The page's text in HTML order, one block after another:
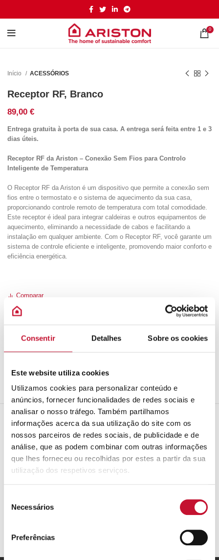
Consentir Detalhes Sobre os cookies
Este website utiliza cookies
Utilizamos cookies para personalizar conteúdo e
anúncios, fornecer funcionalidades de redes sociais e
analisar o nosso tráfego. Também partilhamos
informações acerca da sua utilização do site com os
nossos parceiros de redes sociais, de publicidade e de
análise, que as podem combinar com outras informações
que lhes forneceu ou recolhidas por estes a partir da sua
utilização dos respetivos serviços.
Necessários
Preferências
0
Início ACESSÓRIOS
Receptor RF, Branco
89,00 €
Entrega gratuita à porta de sua casa. A entrega será feita entre 1 e 3
dias úteis.
Receptor RF da Ariston – Conexão Sem Fios para Controlo
Inteligente de Temperatura
O Receptor RF da Ariston é um dispositivo que permite a conexão sem
fios entre o termostato e o sistema de aquecimento da sua casa,
proporcionando controle remoto de temperatura com total comodidade.
Este receptor é ideal para integrar caldeiras e outros equipamentos de
aquecimento, eliminando a necessidade de cabos e facilitando a
instalação em qualquer ambiente. Com o Receptor RF, você garante um
sistema de controle eficiente e inteligente, promovendo maior conforto e
eficiência energética.
Comparar
Esgotado